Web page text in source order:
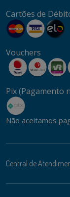
Cartões de
Vouchers
Pix (Pagamento
Não aceitamos
Central de